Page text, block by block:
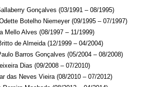
Gonçalves (03/1991 – 08/1995)
Botelho Niemeyer (09/1995 – 07/1997)
Mello Alves (08/1997 – 11/1999)
de Almeida(12/1999 – 04/2004)
Barros Gonçalves (05/2004 – 08/2008)
Dias (09/2008 – 07/2010)
das Neves Vieira (08/2010 – 07/2012)